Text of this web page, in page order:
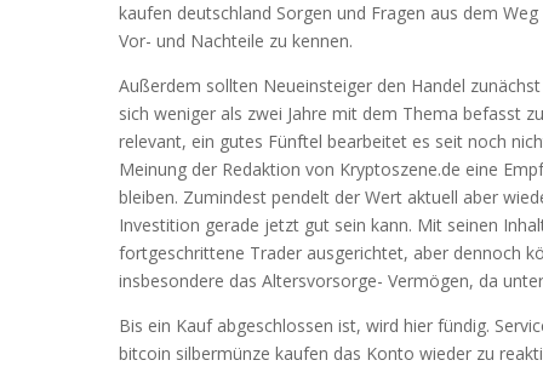
kaufen deutschland Sorgen und Fragen aus dem
Vor- und Nachteile zu kennen.
Außerdem sollten Neueinsteiger den Handel
sich weniger als zwei Jahre mit dem Thema befasst
relevant, ein gutes Fünftel bearbeitet es seit noch
Meinung der Redaktion von Kryptoszene.de eine
bleiben. Zumindest pendelt der Wert aktuell aber
Investition gerade jetzt gut sein kann. Mit seinen
fortgeschrittene Trader ausgerichtet, aber dennoch
insbesondere das Altersvorsorge- Vermögen, da
Bis ein Kauf abgeschlossen ist, wird hier fündig.
bitcoin silbermünze kaufen das Konto wieder zu